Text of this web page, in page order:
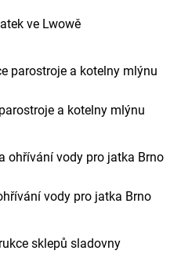
ve Lwowě
a kotelny mlýnu
vody pro jatka Brno